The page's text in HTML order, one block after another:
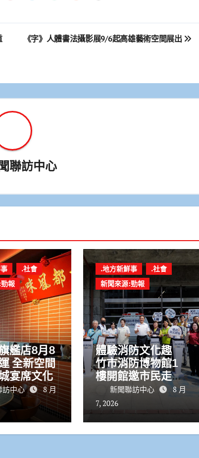
《字》人體書法攝影展9/6起高雄藝術空間展出
聯訪中心
.社會
報
艦店8月8
全新空間
宴席文化
訪中心
8 月
.地方新鮮事
.社會
新聞來源:勁報
體驗消防文化趣
竹市消防博物館1
樓開館邀市民走進
市定古蹟
新聞聯訪中心
8 月
7, 2026